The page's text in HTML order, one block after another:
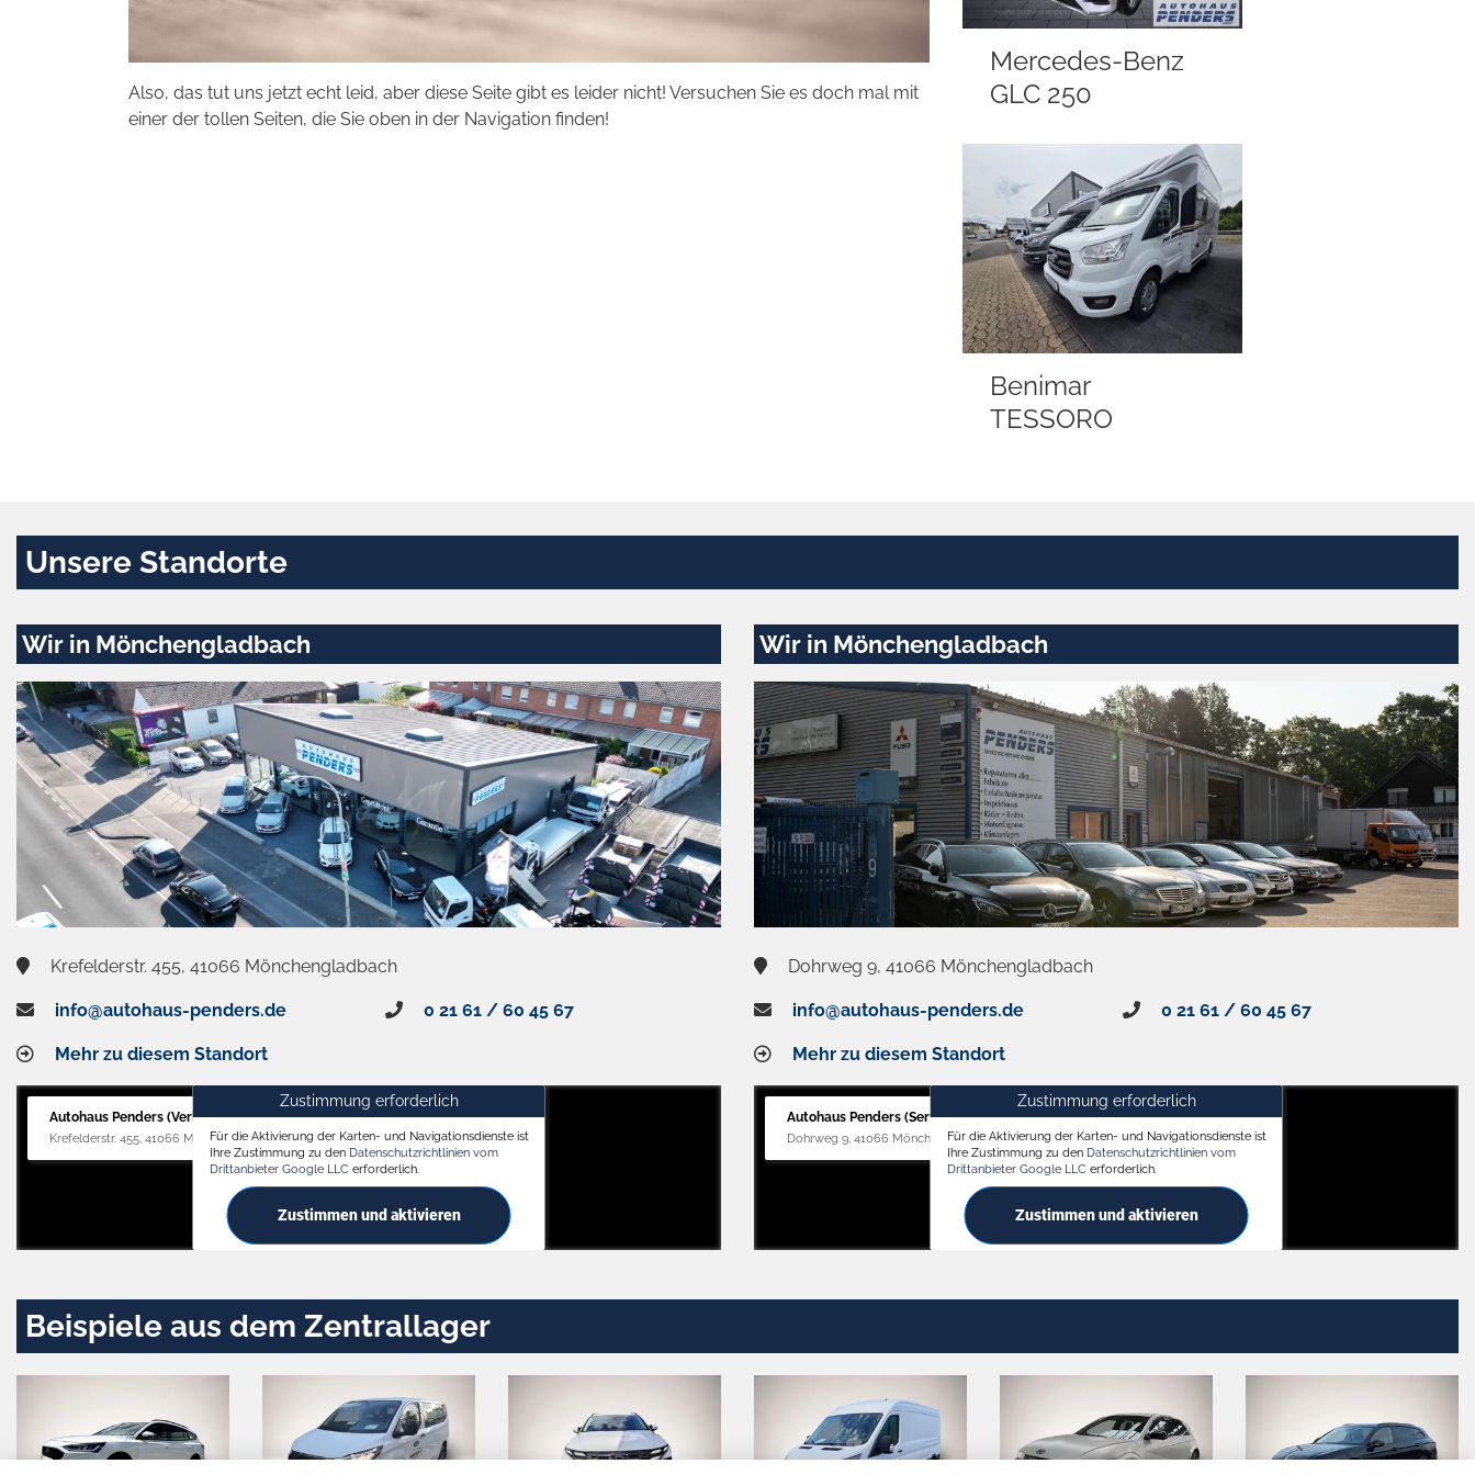
Also, das tut uns jetzt echt leid, aber diese Seite gibt es leider nicht! Versuchen Sie es doch mal mit
einer der tollen Seiten, die Sie oben in der Navigation finden!
Mercedes-Benz
GLC 250
Benimar
TESSORO
Unsere Standorte
Wir in Mönchengladbach
Krefelderstr. 455, 41066 Mönchengladbach
info@autohaus-penders.de 0 21 61 / 60 45 67
Mehr zu diesem Standort
Autohaus Penders (Verkauf)
Krefelderstr. 455, 41066 Mönchengladbach
Zustimmung erforderlich
Für die Aktivierung der Karten- und Navigationsdienste ist
Ihre Zustimmung zu den Datenschutzrichtlinien vom
Drittanbieter Google LLC erforderlich.
Zustimmen und aktivieren
Wir in Mönchengladbach
Dohrweg 9, 41066 Mönchengladbach
info@autohaus-penders.de 0 21 61 / 60 45 67
Mehr zu diesem Standort
Autohaus Penders (Service)
Dohrweg 9, 41066 Mönchengladbach
Zustimmung erforderlich
Für die Aktivierung der Karten- und Navigationsdienste ist
Ihre Zustimmung zu den Datenschutzrichtlinien vom
Drittanbieter Google LLC erforderlich.
Zustimmen und aktivieren
Beispiele aus dem Zentrallager